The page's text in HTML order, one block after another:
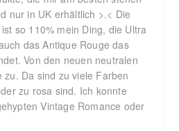
nur in UK erhältlich >.< Die
so 110% mein Ding, die Ultra
das Antique Rouge das
Von den neuen neutralen
Da sind zu viele Farben
zu rosa sind. Ich konnte
Vintage Romance oder